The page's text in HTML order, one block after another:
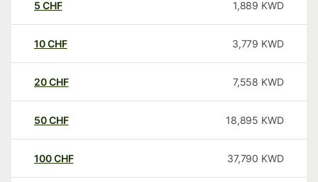
5 CHF 1,889 KWD
10CHF 3,779 KWD
20CHF 7,558 KWD
50CHF 18,895 KWD
100CHF 37,790 KWD